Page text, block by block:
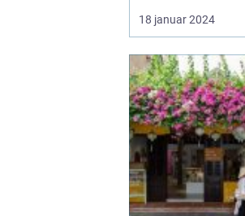
Østen, er et land
rig kultur, smukke
fascinerende
Det er blevet et
rejsemål for
eventyrlystne
der ønsker at
unik bl...
18 januar 2024